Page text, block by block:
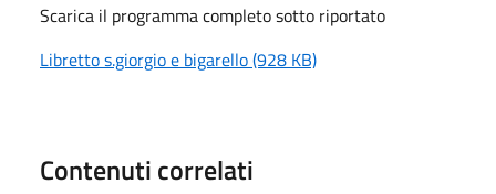
Scarica il programma completo sotto riportato
Libretto s.giorgio e bigarello (928 KB)
Contenuti correlati